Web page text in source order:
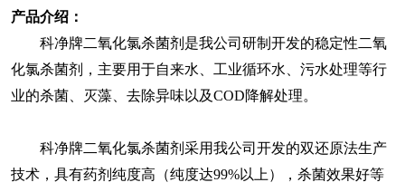
产品介绍：
科净牌二氧化氯杀菌剂是我公司研制开发的稳定性二氧
化氯杀菌剂，主要用于自来水、工业循环水、污水处理等行
业的杀菌、灭藻、去除异味以及COD降解处理。
科净牌二氧化氯杀菌剂采用我公司开发的双还原法生产
技术，具有药剂纯度高（纯度达99%以上），杀菌效果好等